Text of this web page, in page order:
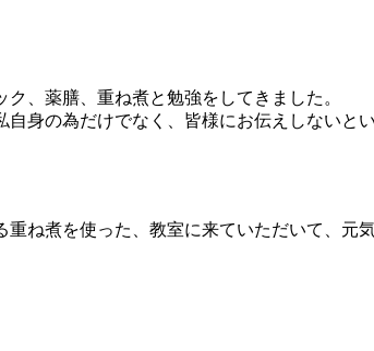
、薬膳、重ね煮と勉強をしてきました。
身の為だけでなく、皆様にお伝えしないと
ね煮を使った、教室に来ていただいて、元